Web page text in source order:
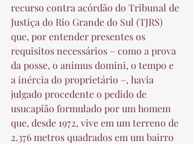
recurso contra acórdão do Tribunal de
Justiça do Rio Grande do Sul (TJRS)
que, por entender presentes os
requisitos necessários – como a prova
da posse, o animus domini, o tempo e
a inércia do proprietário –, havia
julgado procedente o pedido de
usucapião formulado por um homem
que, desde 1972, vive em um terreno de
2.376 metros quadrados em um bairro